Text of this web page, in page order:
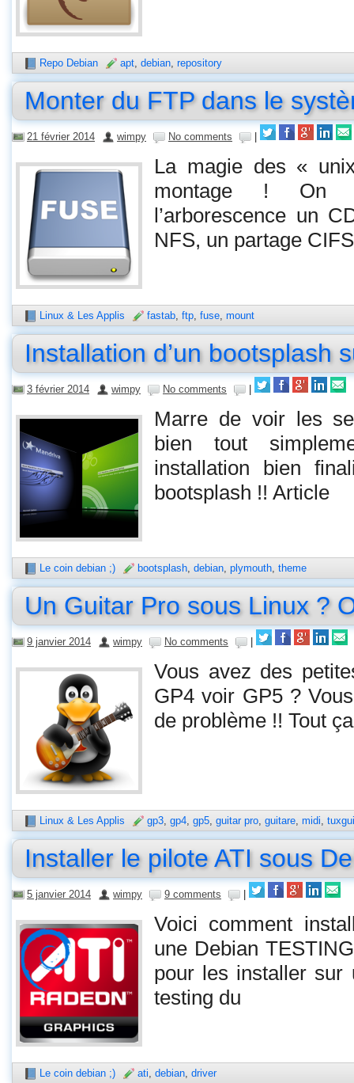
Repo Debian apt, debian, repository
Monter du FTP dans le
21 février 2014 wimpy No comments
La magie des «
montage ! On
l’arborescence un
NFS, un partage
Linux & Les Applis fastab, ftp, fuse, mount
Installation d’un bootsplash
3 février 2014 wimpy No comments
Marre de voir les
bien tout
installation bien
bootsplash !! Article
Le coin debian ;) bootsplash, debian, plymouth, theme
Un Guitar Pro sous Linux ?
9 janvier 2014 wimpy No comments
Vous avez des
GP4 voir GP5 ?
de problème !! Tout
Linux & Les Applis gp3, gp4, gp5, guitar pro, guitare, midi,
Installer le pilote ATI sous
5 janvier 2014 wimpy 9 comments
Voici comment
une Debian
pour les installer sur
testing du
Le coin debian ;) ati, debian, driver